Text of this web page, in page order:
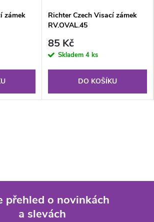
zámek
Richter Czech Visací zámek
RV.OVAL.45
85 Kč
Skladem 4 ks
DO KOŠÍKU
přehled o novinkách
a slevách